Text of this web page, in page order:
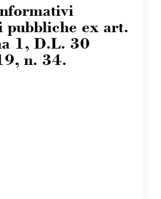
pubbliche ex art.
1, D.L. 30
n. 34.